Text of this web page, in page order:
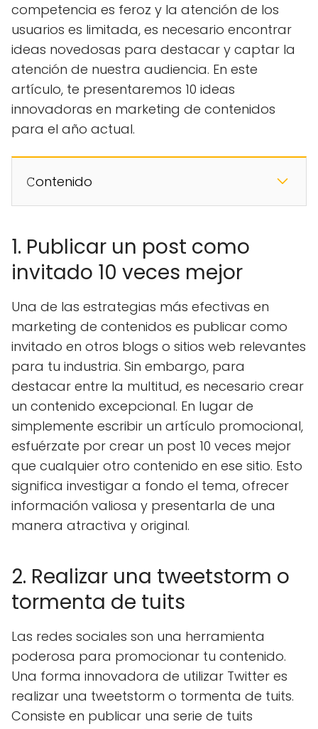
competencia es feroz y la atención de los
usuarios es limitada, es necesario encontrar
ideas novedosas para destacar y captar la
atención de nuestra audiencia. En este
artículo, te presentaremos 10 ideas
innovadoras en marketing de contenidos
para el año actual.
𝙲ontenido
1. Publicar un post como
invitado 10 veces mejor
Una de las estrategias más efectivas en
marketing de contenidos es publicar como
invitado en otros blogs o sitios web relevantes
para tu industria. Sin embargo, para
destacar entre la multitud, es necesario crear
un contenido excepcional. En lugar de
simplemente escribir un artículo promocional,
esfuérzate por crear un post 10 veces mejor
que cualquier otro contenido en ese sitio. Esto
significa investigar a fondo el tema, ofrecer
información valiosa y presentarla de una
manera atractiva y original.
2. Realizar una tweetstorm o
tormenta de tuits
Las redes sociales son una herramienta
poderosa para promocionar tu contenido.
Una forma innovadora de utilizar Twitter es
realizar una tweetstorm o tormenta de tuits.
Consiste en publicar una serie de tuits